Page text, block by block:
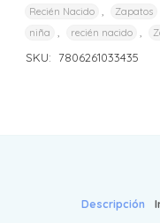
Recién Nacido Zapatos
niña recién nacido
SKU: 7806261033435
Descripción